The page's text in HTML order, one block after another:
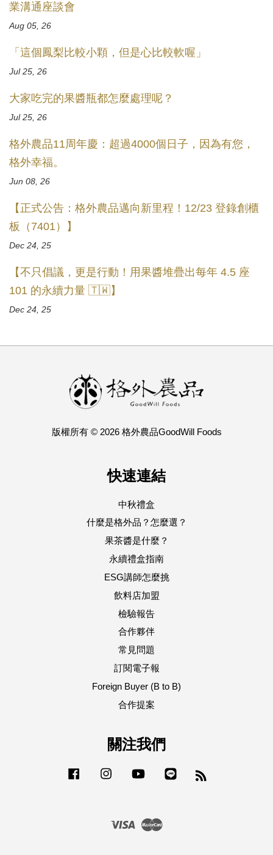
業溝通座談會
Aug 05, 26
「這個鳳梨比較小顆，但是心比較軟喔」
Jul 25, 26
大家吃完的果醬瓶都怎麼處理呢？
Jul 25, 26
格外農品11周年慶：超過4000個日子，因為有您，
格外幸福。
Jun 08, 26
【正式公告：格外農品邁向新里程！12/23 登錄創櫃
板（7401）】
Dec 24, 25
【不只倡議，更是行動！用果醬堆疊出每年 4.5 座
101 的永續力量 🇹🇼】
Dec 24, 25
版權所有 © 2026 格外農品GoodWill Foods
快速連結
中秋禮盒
什麼是格外品？怎麼選？
果茶醬是什麼？
永續禮盒指南
ESG講師怎麼挑
飲料店加盟
檢驗報告
合作夥伴
常見問題
訂閱電子報
Foreign Buyer (B to B)
合作提案
關注我們
Facebook Instagram YouTube
Visa